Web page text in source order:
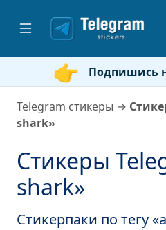
Подпишись
Telegram стикеры →
shark»
Стикеры
shark»
Стикерпаки по тегу